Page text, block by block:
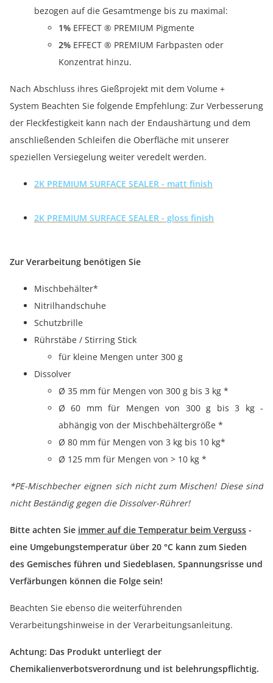
bezogen auf die Gesamtmenge bis zu maximal:
1% EFFECT ® PREMIUM Pigmente
2% EFFECT ® PREMIUM Farbpasten oder
Konzentrat hinzu.
Nach Abschluss ihres Gießprojekt mit dem Volume +
System Beachten Sie folgende Empfehlung: Zur Verbesserung
der Fleckfestigkeit kann nach der Endaushärtung und dem
anschließenden Schleifen die Oberfläche mit unserer
speziellen Versiegelung weiter veredelt werden.
2K PREMIUM SURFACE SEALER - matt finish
2K PREMIUM SURFACE SEALER - gloss finish
Zur Verarbeitung benötigen Sie
Mischbehälter*
Nitrilhandschuhe
Schutzbrille
Rührstäbe / Stirring Stick
für kleine Mengen unter 300 g
Dissolver
Ø 35 mm für Mengen von 300 g bis 3 kg *
Ø 60 mm für Mengen von 300 g bis 3 kg -
abhängig von der Mischbehältergröße *
Ø 80 mm für Mengen von 3 kg bis 10 kg*
Ø 125 mm für Mengen von > 10 kg *
*PE-Mischbecher eignen sich nicht zum Mischen! Diese sind
nicht Beständig gegen die Dissolver-Rührer!
Bitte achten Sie immer auf die Temperatur beim Verguss -
eine Umgebungstemperatur über 20 °C kann zum Sieden
des Gemisches führen und Siedeblasen, Spannungsrisse und
Verfärbungen können die Folge sein!
Beachten Sie ebenso die weiterführenden
Verarbeitungshinweise in der Verarbeitungsanleitung.
Achtung: Das Produkt unterliegt der
Chemikalienverbotsverordnung und ist belehrungspflichtig.